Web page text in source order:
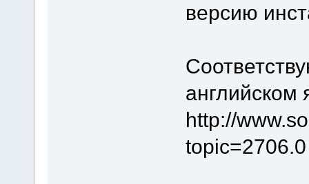
версию
английском
http://
topic=2706.0